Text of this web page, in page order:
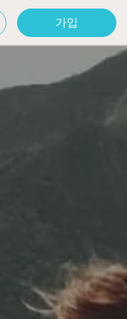
가입